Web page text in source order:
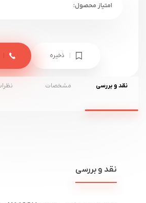
ذخیره
نقد و بررسی مشخصات
نقد و بررسی